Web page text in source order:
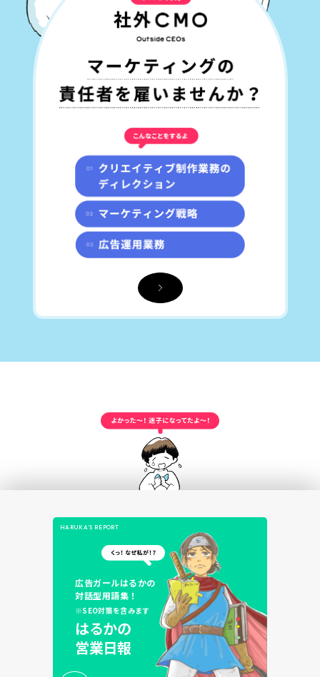
HARUKA’S REPORT
広告ガールはるかの
対話型用語集！
※SEO対策を含みます
はるかの
営業日報